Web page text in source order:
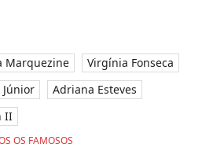
Marquezine
Virgínia Fonseca
Júnior
Adriana Esteves
II
OS FAMOSOS